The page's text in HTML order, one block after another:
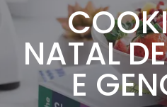
NATAL
E